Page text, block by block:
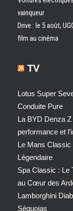
vainqueur
Drive : le 5 août,
film au cinéma
TV
Lotus Super
Conduite Pure
La BYD Denza
performance et
Le Mans Classic
Légendaire
Spa Classic : Le
au Cœur des
Lamborghini
Séquoias